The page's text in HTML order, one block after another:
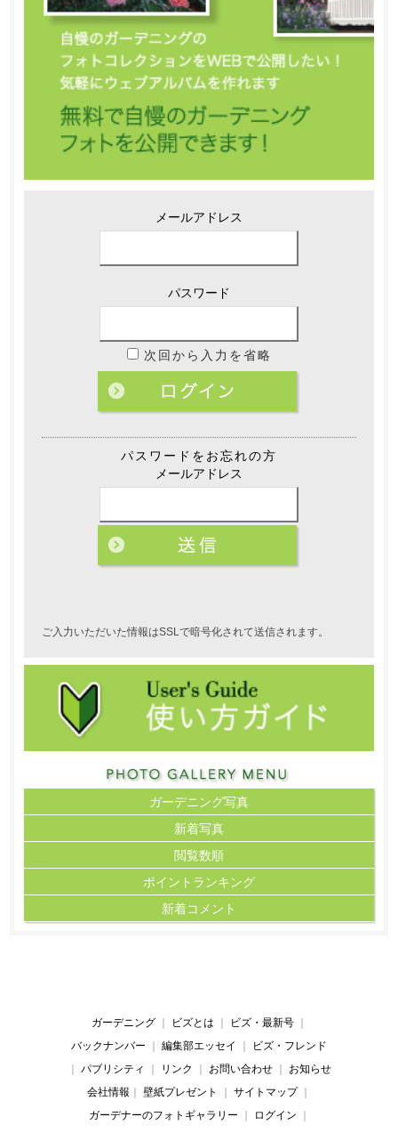
メールアドレス
パスワード
次回から入力を省略
パスワードをお忘れの方
メールアドレス
ご入力いただいた情報はSSLで暗号化されて送信されます。
ガーデニング写真
新着写真
閲覧数順
ポイント ランキング
新着コメント
ガーデニング｜ ビズとは ｜ ビズ・最新号｜
バックナンバー ｜ 編集部エッセイ ｜
ビズ・フレンド
｜ パブリシティ ｜ リンク ｜ お問い合わせ｜
お知らせ
会社情報 ｜ 壁紙プレゼント ｜ サイトマップ｜
ガーデナーのフォトギャラリー ｜ ログイン ｜